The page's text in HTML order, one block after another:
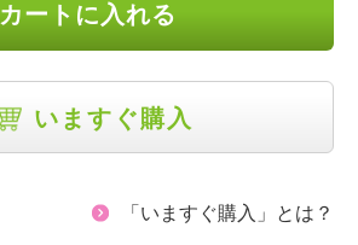
カートに入れる
いますぐ購入
「いますぐ購入」とは？